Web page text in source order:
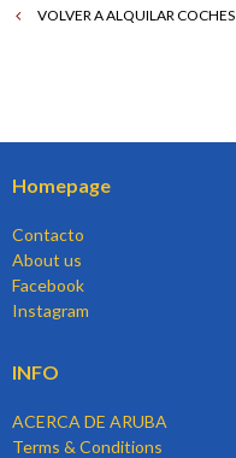
VOLVER A ALQUILAR COCHES
Homepage
Contacto
About us
Facebook
Instagram
INFO
ACERCA DE ARUBA
Terms & Conditions